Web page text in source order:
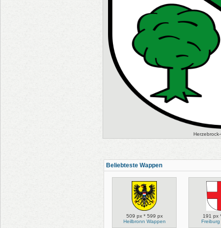
Beliebteste Wappen
509 px * 599 px
Heilbronn Wappen
191 px